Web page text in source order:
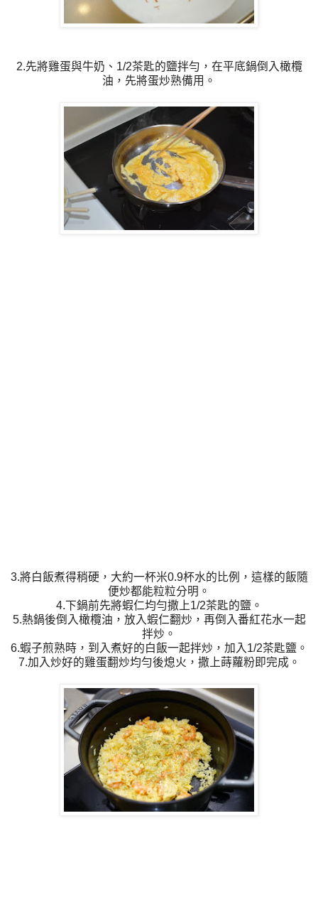
2.先將雞蛋與牛奶、1/2茶匙的鹽拌勻，在平底鍋倒入橄欖
油，先將蛋炒熟備用。
3.將白飯煮得稍硬，大約一杯米0.9杯水的比例，這樣的飯隨
便炒都能粒粒分明。
4.下鍋前先將蝦仁均勻撒上1/2茶匙的鹽。
5.熱鍋後倒入橄欖油，放入蝦仁翻炒，再倒入番紅花水一起
拌炒。
6.蝦子煎熟時，到入煮好的白飯一起拌炒，加入1/2茶匙鹽。
7.加入炒好的雞蛋翻炒均勻後熄火，撒上蒔蘿粉即完成。